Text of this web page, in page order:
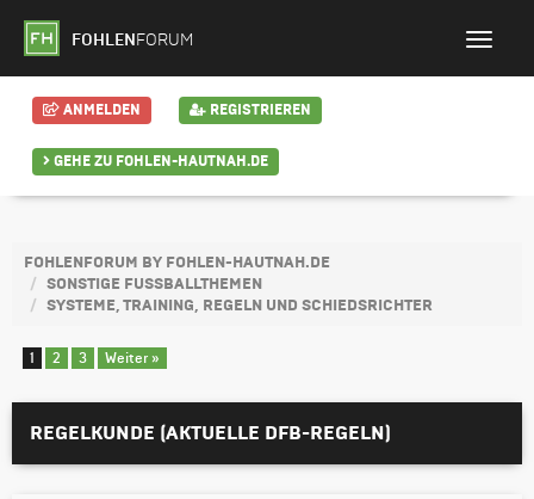
FOHLEN FORUM
ANMELDEN REGISTRIEREN
GEHE ZU FOHLEN-HAUTNAH.DE
FOHLENFORUM BY FOHLEN-HAUTNAH.DE
SONSTIGE FUSSBALLTHEMEN
SYSTEME, TRAINING, REGELN UND SCHIEDSRICHTER
1 2 3 Weiter »
REGELKUNDE (AKTUELLE DFB-REGELN)